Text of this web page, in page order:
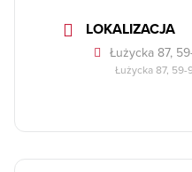
LOKALIZACJA
Łużycka 87,
Łużycka 87,